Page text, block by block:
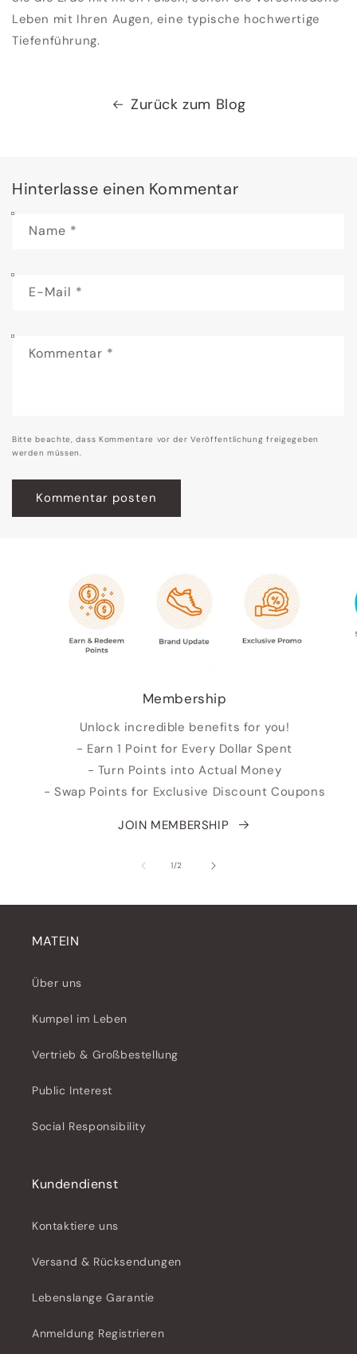
Leben mit Ihren Augen, eine typische hochwertige
Tiefenführung.
Zurück zum Blog
Hinterlasse einen Kommentar
Name *
E-Mail *
Kommentar *
Bitte beachte, dass Kommentare vor der Veröffentlichung freigegeben
werden müssen.
Membership
Unlock incredible benefits for you!
- Earn 1 Point for Every Dollar Spent
- Turn Points into Actual Money
- Swap Points for Exclusive Discount Coupons
JOIN MEMBERSHIP
1/
von2
MATEIN
Über uns
Kumpel im Leben
Vertrieb & Großbestellung
Public Interest
Social Responsibility
Kundendienst
Kontaktiere uns
Versand & Rücksendungen
Lebenslange Garantie
Anmeldung Registrieren